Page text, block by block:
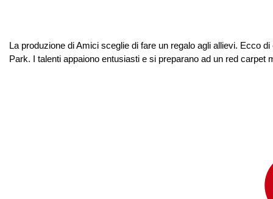
La produzione di Amici sceglie di fare un regalo agli allievi. Ecco
Park. I talenti appaiono entusiasti e si preparano ad un red carpet